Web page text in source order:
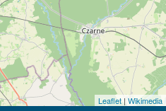
Leaflet | Wikimedia